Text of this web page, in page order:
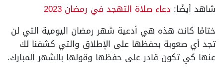
شاهد أيضًا: دعاء صلاة التهجد في رمضان 2023
ختامًا كانت هذه هي أدعية شهر رمضان اليومية التي لن
تجد أي صعوبة بحفظها على الإطلاق والتي كشفنا لك
عنها كي تكون قادر على حفظها وقولها بالشهر المبارك.